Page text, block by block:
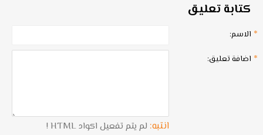
كتابة تعليق
الاسم:
اضافة تعليق:
انتبه: لم يتم تفعيل اكواد HTML !